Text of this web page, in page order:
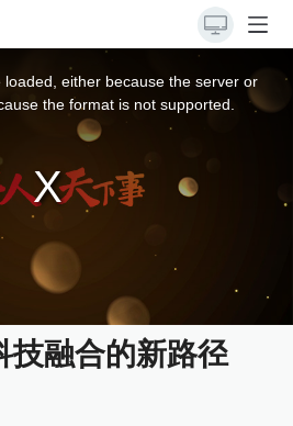
either because the server or
the format is not supported.
技融合的新路径